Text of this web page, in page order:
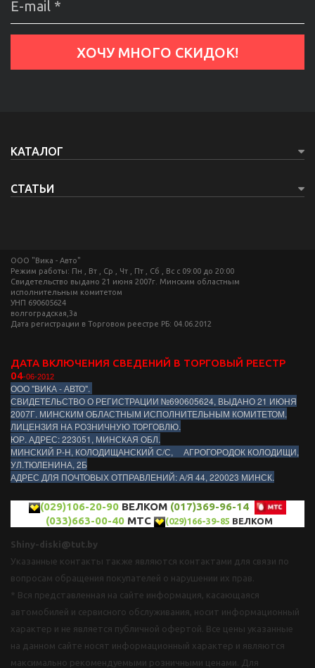
КАТАЛОГ
СТАТЬИ
ООО "Вика - Авто"
Режим работы: Пн , Вт , Ср , Чт , Пт , Сб , Вс c 09:00 до 20:00
Свидетельство выдано 21 июня 2007г. Минским областным
исполнительным комитетом
УНП 690605624
волгоградская,3а
Дата регистрации в Торговом реестре РБ: 04.06.2012
ДАТА ВКЛЮЧЕНИЯ СВЕДЕНИЙ В ТОРГОВЫЙ РЕЕСТР
04-06-2012
ООО "ВИКА - АВТО".
СВИДЕТЕЛЬСТВО О РЕГИСТРАЦИИ №690605624, ВЫДАНО 21 ИЮНЯ
2007Г. МИНСКИМ ОБЛАСТНЫМ ИСПОЛНИТЕЛЬНЫМ КОМИТЕТОМ.
ЛИЦЕНЗИЯ НА РОЗНИЧНУЮ ТОРГОВЛЮ.
ЮР. АДРЕС: 223051, МИНСКАЯ ОБЛ.
МИНСКИЙ Р-Н, КОЛОДИЩАНСКИЙ С/С, АГРОГОРОДОК КОЛОДИЩИ,
УЛ.ТЮЛЕНИНА, 2Б
АДРЕС ДЛЯ ПОЧТОВЫХ ОТПРАВЛЕНИЙ: А/Я 44, 220023 МИНСК.
(029)106-20-90 ВЕЛКОМ (017)369-96-14
(033)663-00-40МТС (029)166-39-85 ВЕЛКОМ
Shiny-diski@tut.by
Указанные контакты также являются контактами для связи по
вопросам обращения покупателей о нарушении их прав.
* Вся представленная на сайте информация, касающаяся
автомобилей и сервисного обслуживания, носит информационный
характер и не является публичной офертой. Все цены указанные
на данном сайте носят информационный характер и являются
максимально рекомендуемыми розничными ценами. Для